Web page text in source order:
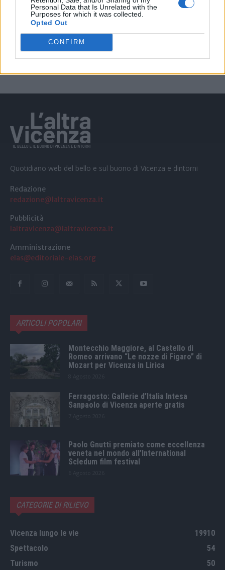
Personal Data that Is Unrelated with the
Purposes for which it was collected.
Opted Out
CONFIRM
EVENTI
“Teatro in casa”: il 5 agosto il primo
Celeste Carobene
Quotidiano web del bello e sul buono di Vicenza e dintorni
Redazione
redazione@laltravicenza.it
Pubblicità
laltravicenza@laltravicenza.it
Amministrazione
elas@editoriale-elas.org
ARTICOLI POPOLARI
Montecchio Maggiore, al Castello di
Romeo arrivano “Le nozze di Figaro” di
Mozart per Vicenza in Lirica
Ferragosto: Gallerie d’Italia Intesa
Sanpaolo di Vicenza aperte gratis
Paolo Gnutti premiato come eccellenza
veneta nel mondo all’International
Scledum film festival
CATEGORIE DI RILIEVO
Vicenza lungo le vie
19910
Spettacolo
54
Turismo
50